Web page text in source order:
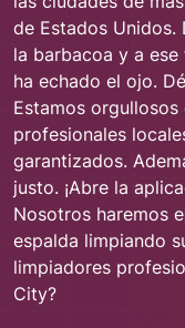
de Estados Unidos.
la barbacoa y a
ha echado el ojo.
Estamos
profesionales
garantizados.
justo. ¡Abre la
Nosotros haremos
espalda limpiando
limpiadores
City?